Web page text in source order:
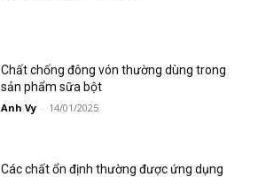
Chất chống đông vón thường dùng trong
sản phẩm sữa bột
Anh Vy - 14/01/2025
Các chất ổn định thường được ứng dụng